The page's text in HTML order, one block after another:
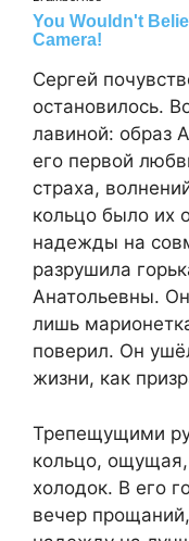
Сергей
остановилось.
лавиной: образ
его первой
страха,
кольцо было их
надежды на
разрушила
Анатольевны.
лишь
поверил. Он
жизни, как
Трепещущими
кольцо, ощущая,
холодок. В его
вечер